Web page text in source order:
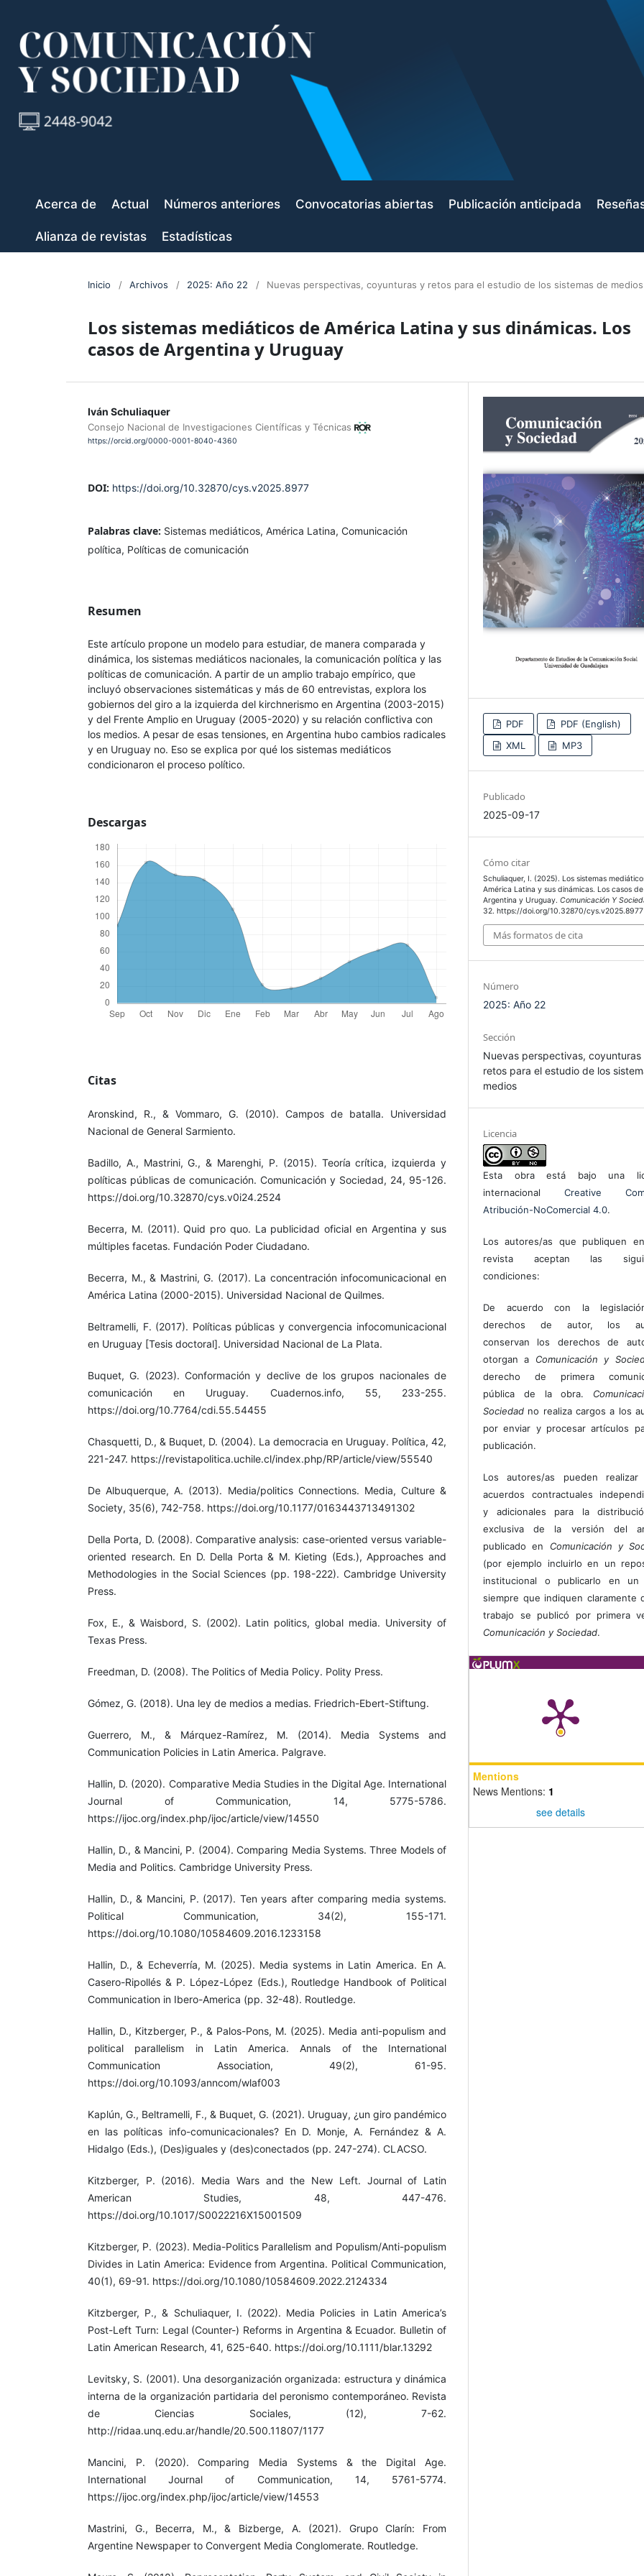
Acerca de Actual Números anteriores Convocatorias abiertas Publicación anticipada
Alianza de revistas Estadísticas
Inicio / Archivos / 2025: Año 22 / Nuevas perspectivas, coyunturas y retos para el estudio de los sistemas de medios
Los sistemas mediáticos de América Latina y sus dinámicas. Los
casos de Argentina y Uruguay
Iván Schuliaquer
Consejo Nacional de Investigaciones Científicas y Técnicas
https://orcid.org/0000-0001-8040-4360
DOI: https://doi.org/10.32870/cys.v2025.8977
Palabras clave: Sistemas mediáticos, América Latina, Comunicación
política, Políticas de comunicación
Resumen
Este artículo propone un modelo para estudiar, de manera comparada y
dinámica, los sistemas mediáticos nacionales, la comunicación política y las
políticas de comunicación. A partir de un amplio trabajo empírico, que
incluyó observaciones sistemáticas y más de 60 entrevistas, explora los
gobiernos del giro a la izquierda del kirchnerismo en Argentina (2003-2015)
y del Frente Amplio en Uruguay (2005-2020) y su relación conflictiva con
los medios. A pesar de esas tensiones, en Argentina hubo cambios radicales
y en Uruguay no. Eso se explica por qué los sistemas mediáticos
condicionaron el proceso político.
Descargas
Citas
Aronskind, R., & Vommaro, G. (2010). Campos de batalla. Universidad
Nacional de General Sarmiento.
Badillo, A., Mastrini, G., & Marenghi, P. (2015). Teoría crítica, izquierda y
políticas públicas de comunicación. Comunicación y Sociedad, 24, 95-126.
https://doi.org/10.32870/cys.v0i24.2524
Becerra, M. (2011). Quid pro quo. La publicidad oficial en Argentina y sus
múltiples facetas. Fundación Poder Ciudadano.
Becerra, M., & Mastrini, G. (2017). La concentración infocomunicacional en
América Latina (2000-2015). Universidad Nacional de Quilmes.
Beltramelli, F. (2017). Políticas públicas y convergencia infocomunicacional
en Uruguay [Tesis doctoral]. Universidad Nacional de La Plata.
Buquet, G. (2023). Conformación y declive de los grupos nacionales de
comunicación en Uruguay. Cuadernos.info, 55, 233-255.
https://doi.org/10.7764/cdi.55.54455
Chasquetti, D., & Buquet, D. (2004). La democracia en Uruguay. Política, 42,
221-247. https://revistapolitica.uchile.cl/index.php/RP/article/view/55540
De Albuquerque, A. (2013). Media/politics Connections. Media, Culture &
Society, 35(6), 742-758. https://doi.org/10.1177/0163443713491302
Della Porta, D. (2008). Comparative analysis: case-oriented versus variable-
oriented research. En D. Della Porta & M. Kieting (Eds.), Approaches and
Methodologies in the Social Sciences (pp. 198-222). Cambridge University
Press.
Fox, E., & Waisbord, S. (2002). Latin politics, global media. University of
Texas Press.
Freedman, D. (2008). The Politics of Media Policy. Polity Press.
Gómez, G. (2018). Una ley de medios a medias. Friedrich-Ebert-Stiftung.
Guerrero, M., & Márquez-Ramírez, M. (2014). Media Systems and
Communication Policies in Latin America. Palgrave.
Hallin, D. (2020). Comparative Media Studies in the Digital Age. International
Journal of Communication, 14, 5775-5786.
https://ijoc.org/index.php/ijoc/article/view/14550
Hallin, D., & Mancini, P. (2004). Comparing Media Systems. Three Models of
Media and Politics. Cambridge University Press.
Hallin, D., & Mancini, P. (2017). Ten years after comparing media systems.
Political Communication, 34(2), 155-171.
https://doi.org/10.1080/10584609.2016.1233158
Hallin, D., & Echeverría, M. (2025). Media systems in Latin America. En A.
Casero-Ripollés & P. López-López (Eds.), Routledge Handbook of Political
Communication in Ibero-America (pp. 32-48). Routledge.
Hallin, D., Kitzberger, P., & Palos-Pons, M. (2025). Media anti-populism and
political parallelism in Latin America. Annals of the International
Communication Association, 49(2), 61-95.
https://doi.org/10.1093/anncom/wlaf003
Kaplún, G., Beltramelli, F., & Buquet, G. (2021). Uruguay, ¿un giro pandémico
en las políticas info-comunicacionales? En D. Monje, A. Fernández & A.
Hidalgo (Eds.), (Des)iguales y (des)conectados (pp. 247-274). CLACSO.
Kitzberger, P. (2016). Media Wars and the New Left. Journal of Latin
American Studies, 48, 447-476.
https://doi.org/10.1017/S0022216X15001509
Kitzberger, P. (2023). Media-Politics Parallelism and Populism/Anti-populism
Divides in Latin America: Evidence from Argentina. Political Communication,
40(1), 69-91. https://doi.org/10.1080/10584609.2022.2124334
Kitzberger, P., & Schuliaquer, I. (2022). Media Policies in Latin America’s
Post-Left Turn: Legal (Counter-) Reforms in Argentina & Ecuador. Bulletin of
Latin American Research, 41, 625-640. https://doi.org/10.1111/blar.13292
Levitsky, S. (2001). Una desorganización organizada: estructura y dinámica
interna de la organización partidaria del peronismo contemporáneo. Revista
de Ciencias Sociales, (12), 7-62.
http://ridaa.unq.edu.ar/handle/20.500.11807/1177
Mancini, P. (2020). Comparing Media Systems & the Digital Age.
International Journal of Communication, 14, 5761-5774.
https://ijoc.org/index.php/ijoc/article/view/14553
Mastrini, G., Becerra, M., & Bizberge, A. (2021). Grupo Clarín: From
Argentine Newspaper to Convergent Media Conglomerate. Routledge.
PDF
PDF (English)
XML
MP3
Publicado
2025-09-17
Cómo citar
Schuliaquer, I. (2025). Los sistemas
América Latina y sus dinámicas. Los casos de
Argentina y Uruguay.Comunicación Y
32. https://doi.org/10.32870/cys.v2025.8977
Más formatos de cita
Número
2025: Año 22
Sección
Nuevas perspectivas, coyunturas
retos para el estudio de los
medios
Licencia
Esta obra está bajo una
internacional Creative
Atribución-NoComercial 4.0.
Los autores/as que publiquen
revista aceptan las
condiciones:
De acuerdo con la
derechos de autor, los
conservan los derechos de
otorgan a Comunicación y
derecho de primera
pública de la obra.
Sociedad no realiza cargos a los
por enviar y procesar artículos
publicación.
Los autores/as pueden realizar
acuerdos contractuales
y adicionales para la
exclusiva de la versión del
publicado en Comunicación y
(por ejemplo incluirlo en un
institucional o publicarlo en un
siempre que indiquen claramente
trabajo se publicó por primera
Comunicación y Sociedad.
Mentions
News Mentions: 1
see details